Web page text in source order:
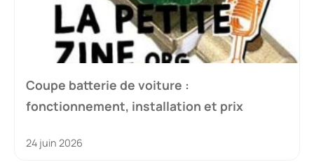
Coupe batterie de voiture :
fonctionnement, installation et prix
24 juin 2026